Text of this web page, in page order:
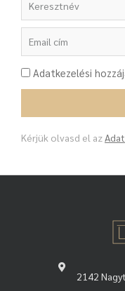
Adatkezelési
Kérjük olvasd el az
2142